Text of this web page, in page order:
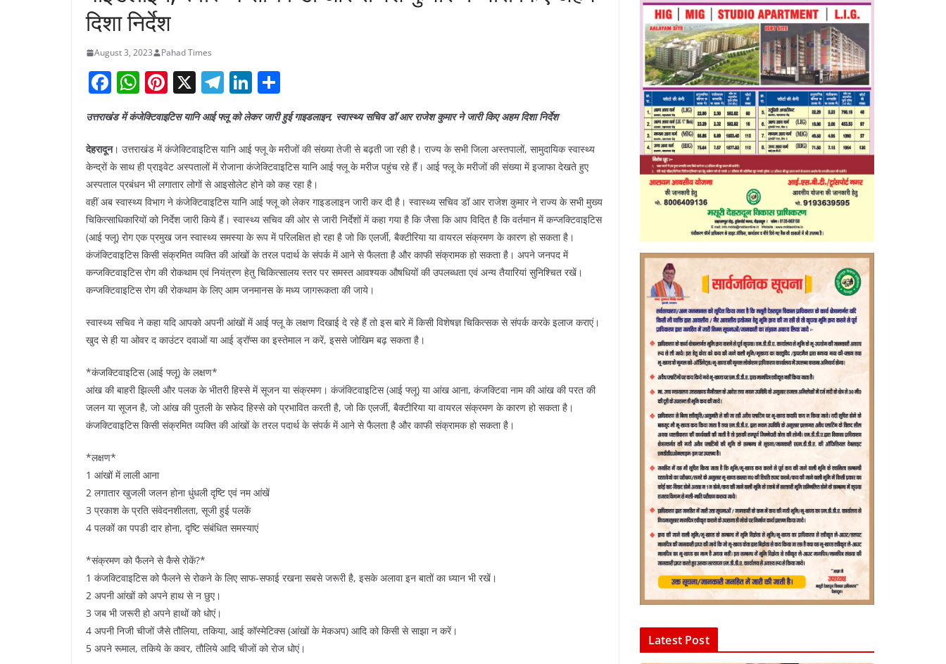
दिशा निर्देश
August 3, 2023 Pahad Times
F
a
c
e
b
o
o
k
W
h
at
s
A
p
p
Pi
nt
er
e
st
X T
el
e
gr
a
m
Li
k
e
dI
n
h
ar
e
उत्तराखंड में कंजेक्टिवाइटिस यानि आई फ्लू को लेकर जारी हुई गाइडलाइन, स्वास्थ्य सचिव डॉ आर राजेश कुमार ने जारी किए अहम दिशा निर्देश
देहरादून। उत्तराखंड में कंजेक्टिवाइटिस यानि आई फ्लू के मरीजों की संख्या तेजी से बढ़ती जा रही है। राज्य के सभी जिला अस्तपालों, सामुदायिक स्वास्थ्य
केन्द्रों के साथ ही प्राइवेट अस्पतालों में रोजाना कंजेक्टिवाइटिस यानि आई फ्लू के मरीज पहुंच रहे हैं। आई फ्लू के मरीजों की संख्या में इजाफा देखते हुए
अस्पताल प्रबंधन भी लगातार लोगों से आइसोलेट होने को कह रहा है।
वहीं अब स्वास्थ्य विभाग ने कंजेक्टिवाइटिस यानि आई फ्लू को लेकर गाइडलाइन जारी कर दी है। स्वास्थ्य सचिव डॉ आर राजेश कुमार ने राज्य के सभी मुख्य
चिकित्साधिकारियों को निर्देश जारी किये हैं। स्वास्थ्य सचिव की ओर से जारी निर्देशों में कहा गया है कि जैसा कि आप विदित है कि वर्तमान में कन्जक्टिवाइटिस
(आई फ्लू) रोग एक प्रमुख जन स्वास्थ्य समस्या के रूप में परिलक्षित हो रहा है जो कि एलर्जी, बैक्टीरिया या वायरल संक्रमण के कारण हो सकता है।
कंजंक्टिवाइटिस किसी संक्रमित व्यक्ति की आंखों के तरल पदार्थ के संपर्क में आने से फैलता है और काफी संक्रामक हो सकता है। अपने जनपद में
कन्जक्टिवाइटिस रोग की रोकथाम एवं नियंत्रण हेतु चिकित्सालय स्तर पर समस्त आवश्यक औषधियों की उपलब्धता एवं अन्य तैयारियां सुनिश्चित रखें।
कन्जक्टिवाइटिस रोग की रोकथाम के लिए आम जनमानस के मध्य जागरूकता की जाये।
स्वास्थ्य सचिव ने कहा यदि आपको अपनी आंखों में आई फ्लू के लक्षण दिखाई दे रहे हैं तो इस बारे में किसी विशेषज्ञ चिकित्सक से संपर्क करके इलाज कराएं।
खुद से ही या ओवर द काउंटर दवाओं या आई ड्रॉप्स का इस्तेमाल न करें, इससे जोखिम बढ़ सकता है।
*कंजक्टिवाइटिस (आई फ्लू) के लक्षण*
आंख की बाहरी झिल्ली और पलक के भीतरी हिस्से में सूजन या संक्रमण। कंजंक्टिवाइटिस (आई फ्लू) या आंख आना, कंजक्टिवा नाम की आंख की परत की
जलन या सूजन है, जो आंख की पुतली के सफेद हिस्से को प्रभावित करती है, जो कि एलर्जी, बैक्टीरिया या वायरल संक्रमण के कारण हो सकता है।
कंजक्टिवाइटिस किसी संक्रमित व्यक्ति की आंखों के तरल पदार्थ के संपर्क में आने से फैलता है और काफी संक्रामक हो सकता है।
*लक्षण*
1 आंखों में लाली आना
2 लगातार खुजली जलन होना धुंधली दृष्टि एवं नम आंखें
3 प्रकाश के प्रति संवेदनशीलता, सूजी हुई पलकें
4 पलकों का पपडी दार होना, दृष्टि संबंधित समस्याएं
*संक्रमण को फैलने से कैसे रोकें?*
1 कंजक्टिवाइटिस को फैलने से रोकने के लिए साफ-सफाई रखना सबसे जरूरी है, इसके अलावा इन बातों का ध्यान भी रखें।
2 अपनी आंखों को अपने हाथ से न छुए।
3 जब भी जरूरी हो अपने हाथों को धोएं।
4 अपनी निजी चीजों जैसे तौलिया, तकिया, आई कॉस्मेटिक्स (आंखों के मेकअप) आदि को किसी से साझा न करें।
5 अपने रूमाल, तकिये के कवर, तौलिये आदि चीजों को रोज धोएं।
Latest Post